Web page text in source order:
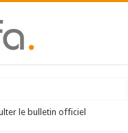
le bulletin officiel